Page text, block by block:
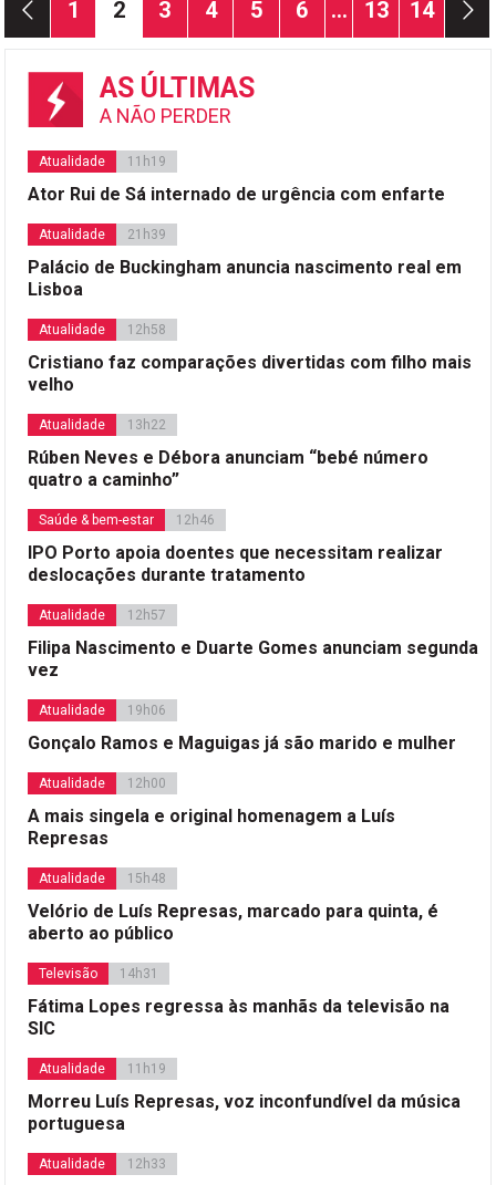
dos
conteúdos
Página
1 Página
2 Página
3 Página
4 Página
5 Página
6 … Página
13 Página
14
AS ÚLTIMAS
A NÃO PERDER
Atualidade 11h19
Ator Rui de Sá internado de urgência com enfarte
Atualidade 21h39
Palácio de Buckingham anuncia nascimento real em
Lisboa
Atualidade 12h58
Cristiano faz comparações divertidas com filho mais
velho
Atualidade 13h22
Rúben Neves e Débora anunciam “bebé número
quatro a caminho”
Saúde & bem-estar 12h46
IPO Porto apoia doentes que necessitam realizar
deslocações durante tratamento
Atualidade 12h57
Filipa Nascimento e Duarte Gomes anunciam segunda
vez
Atualidade 19h06
Gonçalo Ramos e Maguigas já são marido e mulher
Atualidade 12h00
A mais singela e original homenagem a Luís
Represas
Atualidade 15h48
Velório de Luís Represas, marcado para quinta, é
aberto ao público
Televisão 14h31
Fátima Lopes regressa às manhãs da televisão na
SIC
Atualidade 11h19
Morreu Luís Represas, voz inconfundível da música
portuguesa
Atualidade 12h33